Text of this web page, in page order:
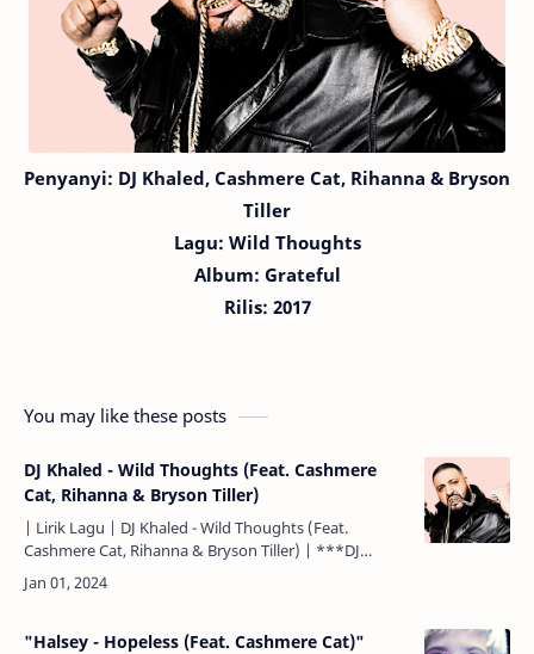
Penyanyi: DJ Khaled, Cashmere Cat, Rihanna & Bryson
Tiller
Lagu: Wild Thoughts
Album: Grateful
Rilis: 2017
You may like these posts
DJ Khaled - Wild Thoughts (Feat. Cashmere
Cat, Rihanna & Bryson Tiller)
| Lirik Lagu | DJ Khaled - Wild Thoughts (Feat.
Cashmere Cat, Rihanna & Bryson Tiller) | ***DJ
Khaled*** Another one. Satu lagi. We The Best music.
Kami M…
"Halsey - Hopeless (Feat. Cashmere Cat)"